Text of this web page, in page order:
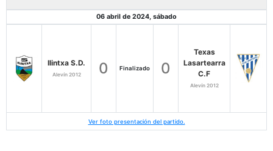
06 abril de 2024, sábado
Ilintxa S.D.
Alevín 2012 0 Finalizado 0
Texas
Lasartearra
C.F
Alevín 2012
Ver foto presentación del partido.